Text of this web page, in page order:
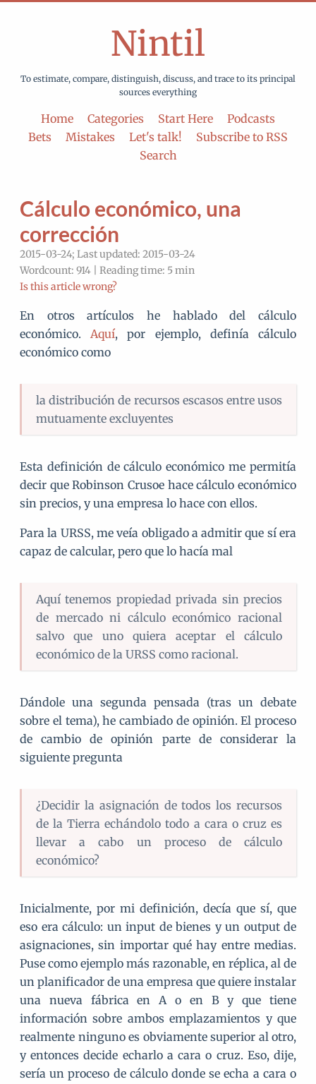
Nintil
To estimate, compare, distinguish, discuss, and trace to its principal
sources everything
Home Categories Start Here
Podcasts
Bets
Mistakes Let's talk!
Subscribe to RSS
Search
Cálculo económico, una
corrección
2015-03-24; Last updated: 2015-03-24
Wordcount: 914 | Reading time: 5 min
Is this article wrong?
En otros artículos he hablado del cálculo
económico.Aquí, por ejemplo, definía cálculo
económico como
la distribución de recursos escasos entre usos
mutuamente excluyentes
Esta definición de cálculo económico me permitía
decir que Robinson Crusoe hace cálculo económico
sin precios, y una empresa lo hace con ellos.
Para la URSS, me veía obligado a admitir que sí era
capaz de calcular, pero que lo hacía mal
Aquí tenemos propiedad privada sin precios
de mercado ni cálculo económico racional
salvo que uno quiera aceptar el cálculo
económico de la URSS como racional.
Dándole una segunda pensada (tras un debate
sobre el tema), he cambiado de opinión. El proceso
de cambio de opinión parte de considerar la
siguiente pregunta
¿Decidir la asignación de todos los recursos
de la Tierra echándolo todo a cara o cruz es
llevar a cabo un proceso de cálculo
económico?
Inicialmente, por mi definición, decía que sí, que
eso era cálculo: un input de bienes y un output de
asignaciones, sin importar qué hay entre medias.
Puse como ejemplo más razonable, en réplica, al de
un planificador de una empresa que quiere instalar
una nueva fábrica en A o en B y que tiene
información sobre ambos emplazamientos y que
realmente ninguno es obviamente superior al otro,
y entonces decide echarlo a cara o cruz. Eso, dije,
sería un proceso de cálculo donde se echa a cara o